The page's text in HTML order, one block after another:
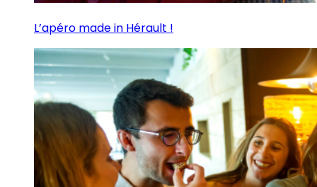
L’apéro made in Hérault !